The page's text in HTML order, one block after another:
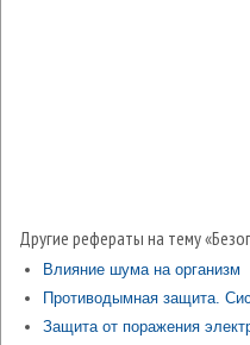
Другие рефераты на тему
Влияние шума на организм
Противодымная защита.
Защита от поражения